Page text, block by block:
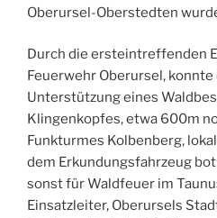
Oberursel-Oberstedten
Durch die ersteintreffenden
Feuerwehr Oberursel, konnte
Unterstützung eines
Klingenkopfes, etwa 600m
Funkturmes Kolbenberg,
dem Erkundungsfahrzeug
sonst für Waldfeuer im
Einsatzleiter, Oberursels